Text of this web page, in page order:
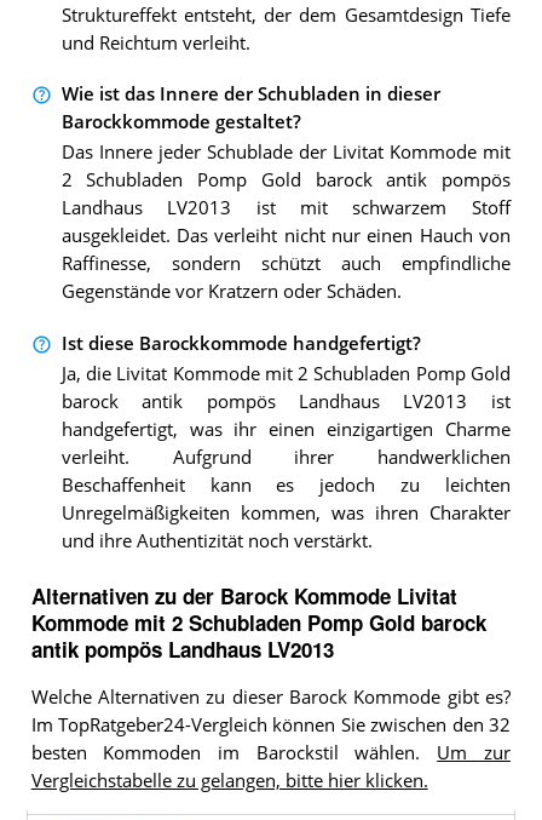
Struktureffekt entsteht, der dem Gesamtdesign Tiefe
und Reichtum verleiht.
Wie ist das Innere der Schubladen in dieser
Barockkommode gestaltet?
Das Innere jeder Schublade der Livitat Kommode mit
2 Schubladen Pomp Gold barock antik pompös
Landhaus LV2013 ist mit schwarzem Stoff
ausgekleidet. Das verleiht nicht nur einen Hauch von
Raffinesse, sondern schützt auch empfindliche
Gegenstände vor Kratzern oder Schäden.
Ist diese Barockkommode handgefertigt?
Ja, die Livitat Kommode mit 2 Schubladen Pomp Gold
barock antik pompös Landhaus LV2013 ist
handgefertigt, was ihr einen einzigartigen Charme
verleiht. Aufgrund ihrer handwerklichen
Beschaffenheit kann es jedoch zu leichten
Unregelmäßigkeiten kommen, was ihren Charakter
und ihre Authentizität noch verstärkt.
Alternativen zu der Barock Kommode Livitat
Kommode mit 2 Schubladen Pomp Gold barock
antik pompös Landhaus LV2013
Welche Alternativen zu dieser Barock Kommode gibt es?
Im TopRatgeber24-Vergleich können Sie zwischen den 32
besten Kommoden im Barockstil wählen. Um zur
Vergleichstabelle zu gelangen, bitte hier klicken.